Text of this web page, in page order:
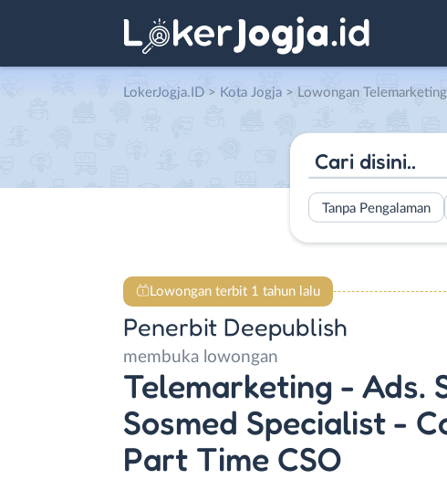
LokerJogja.ID > Kota Jogja > Lowongan Telemarketing – Ads. Specialist – Sosmed Specialist – Content Creator – Part
Tanpa Pengalaman
Lowongan terbit 1 tahun lalu
Penerbit Deepublish
membuka lowongan
Telemarketing - Ads.
Sosmed Specialist -
Part Time CSO